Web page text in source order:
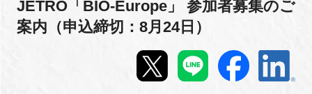
マイページ
JETRO「BIO-Europe」 参加者募集のご
案内（申込締切：8月24日）